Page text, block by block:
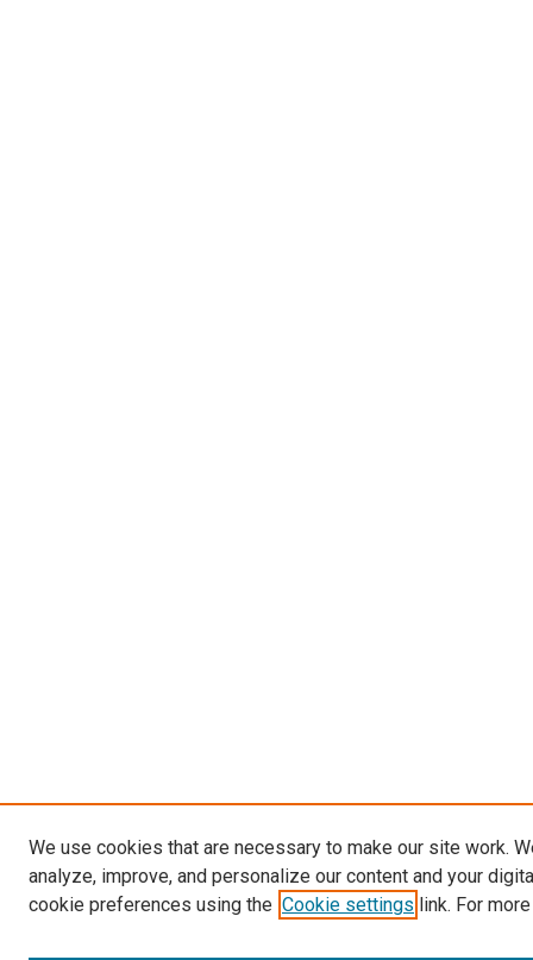
We use cookies that are necessary to make our site work.
analyze, improve, and personalize our content and your
cookie preferences using the Cookie settings link. For